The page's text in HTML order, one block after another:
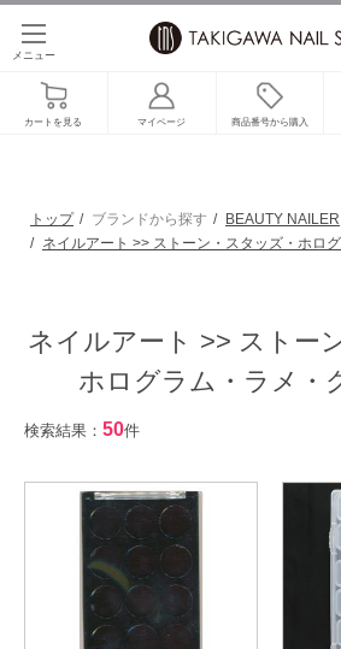
カートを見る マイページ 商品番号から購入
メニュー
トップ ブランドから探す
BEAUTY NAILER
ネイルアート >> ストーン・スタッズ・ホロ
ネイルアート >> ストー
ホログラム・ラメ・
検索結果： 50件